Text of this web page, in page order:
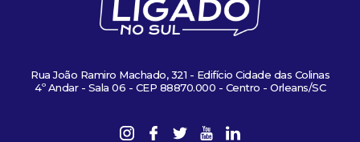
Rua João Ramiro Machado, 321 - Edifício Cidade das Colinas
4º Andar - Sala 06 - CEP 88870.000 - Centro - Orleans/SC